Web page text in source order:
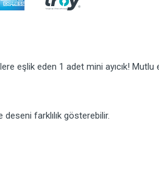
eşlik eden 1 adet mini ayıcık!
deseni farklılık gösterebilir.